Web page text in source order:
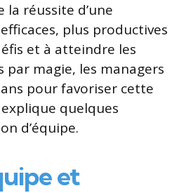
réussite d’une
plus productives
et à atteindre les
par magie, les managers
pour favoriser cette
quelques
d’équipe.
et